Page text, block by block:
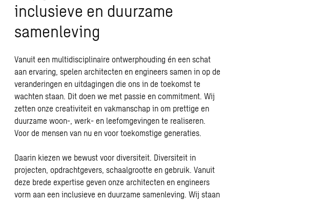
inclusieve en duurzame
samenleving
Vanuit een multidisciplinaire ontwerphouding én een schat
aan ervaring, spelen architecten en engineers samen in op de
veranderingen en uitdagingen die ons in de toekomst te
wachten staan. Dit doen we met passie en commitment. Wij
zetten onze creativiteit en vakmanschap in om prettige en
duurzame woon-, werk- en leefomgevingen te realiseren.
Voor de mensen van nu en voor toekomstige generaties.
Daarin kiezen we bewust voor diversiteit. Diversiteit in
projecten, opdrachtgevers, schaalgrootte en gebruik. Vanuit
deze brede expertise geven onze architecten en engineers
vorm aan een inclusieve en duurzame samenleving. Wij staan